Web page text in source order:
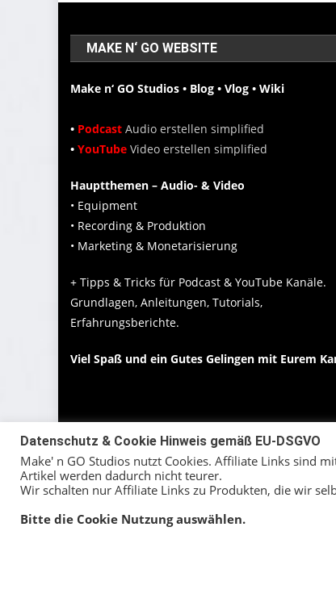
MAKE N‘ GO WEBSITE
Make n‘ GO Studios • Blog • Vlog • Wiki
• PodcastAudio erstellen simplified
•YouTubeVideo erstellen simplified
Hauptthemen – Audio- & Video
• Equipment
• Recording & Produktion
• Marketing & Monetarisierung
+ Tipps & Tricks für Podcast & YouTube Kanäle.
Grundlagen, Anleitungen, Tutorials,
Erfahrungsberichte.
Viel Spaß und ein Gutes Gelingen mit Eurem
Datenschutz & Cookie Hinweis gemäß EU-DSGVO
Make' n GO Studios nutzt Cookies. Affiliate Links sind
Artikel werden dadurch nicht teurer.
Wir schalten nur Affiliate Links zu Produkten, die wir
Bitte die Cookie Nutzung auswählen.